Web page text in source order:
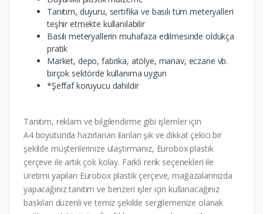
Tanıtım, duyuru, sertifika ve basılı tüm meteryalleri
teşhir etmekte kullanılabilir
Basılı meteryallerin muhafaza edilmesinde oldukça
pratik
Market, depo, fabrika, atölye, manav, eczane vb.
birçok sektörde kullanıma uygun
*Şeffaf koruyucu dahildir
Tanıtım, reklam ve bilgilendirme gibi işlemler için
A4 boyutunda hazırlanan ilanları şık ve dikkat çekici bir
şekilde müşterilerinize ulaştırmanız, Eurobox plastik
çerçeve ile artık çok kolay. Farklı renk seçenekleri ile
üretimi yapılan Eurobox plastik çerçeve, mağazalarınızda
yapacağınız tanıtım ve benzeri işler için kullanacağınız
baskıları düzenli ve temiz şekilde sergilemenize olanak